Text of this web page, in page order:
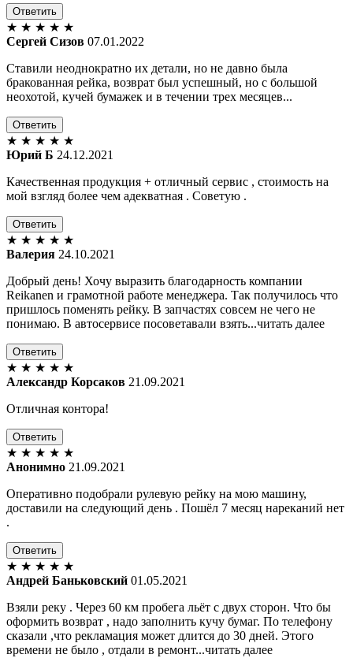
Ответить
★ ★ ★ ★ ★
Сергей Сизов 07.01.2022
Ставили неоднократно их детали, но не давно была
бракованная рейка, возврат был успешный, но с большой
неохотой, кучей бумажек и в течении трех месяцев...
Ответить
★ ★ ★ ★ ★
Юрий Б 24.12.2021
Качественная продукция + отличный сервис , стоимость на
мой взгляд более чем адекватная . Советую .
Ответить
★ ★ ★ ★ ★
Валерия 24.10.2021
Добрый день! Хочу выразить благодарность компании
Reikanen и грамотной работе менеджера. Так получилось что
пришлось поменять рейку. В запчастях совсем не чего не
понимаю. В автосервисе посоветавали взять...читать далее
Ответить
★ ★ ★ ★ ★
Александр Корсаков 21.09.2021
Отличная контора!
Ответить
★ ★ ★ ★ ★
Анонимно 21.09.2021
Оперативно подобрали рулевую рейку на мою машину,
доставили на следующий день . Пошёл 7 месяц нареканий нет
.
Ответить
★ ★ ★ ★ ★
Андрей Баньковский 01.05.2021
Взяли реку . Через 60 км пробега льёт с двух сторон. Что бы
оформить возврат , надо заполнить кучу бумаг. По телефону
сказали ,что рекламация может длится до 30 дней. Этого
времени не было , отдали в ремонт...читать далее